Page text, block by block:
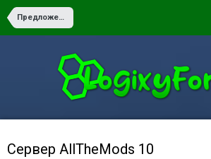
Предложения
Сервер AllTheMods 10